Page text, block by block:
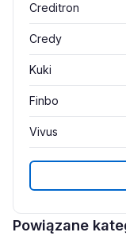
Creditron
Credy
Kuki
Finbo
Vivus
Powiązane